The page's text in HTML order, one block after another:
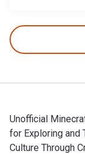
Unofficial
for Exploring and
Culture Through